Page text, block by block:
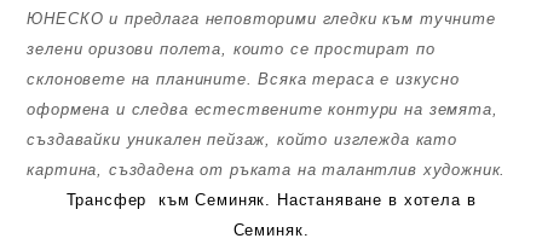
ЮНЕСКО и предлага неповторими гледки към тучните
зелени оризови полета, които се простират по
склоновете на планините. Всяка тераса е изкусно
оформена и следва естествените контури на земята,
създавайки уникален пейзаж, който изглежда като
картина, създадена от ръката на талантлив художник.
Трансфер към Семиняк. Настаняване в хотела в
Семиняк.